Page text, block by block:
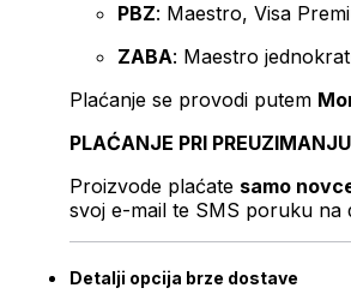
PBZ: Maestro, Visa
ZABA: Maestro
Plaćanje se provodi putem
PLAĆANJE PRI
Proizvode plaćate samo
svoj e-mail te SMS poruku na
Detalji opcija brze dostave